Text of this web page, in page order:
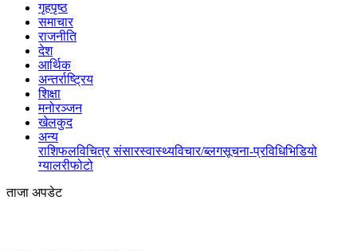
गृहपृष्ठ
समाचार
राजनीति
देश
आर्थिक
अन्तर्राष्ट्रिय
शिक्षा
मनोरञ्जन
खेलकुद
अन्य
राशिफलविचित्र संसारस्वास्थ्यविचार/ब्लगसूचना-प्रविधिभिडियो
ग्यालरीफोटो
ताजा अपडेट